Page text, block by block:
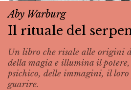
Aby Warburg
Il rituale del
Un libro che risale alle origini
della magia e illumina il
psichico, delle immagini, il
guarire.